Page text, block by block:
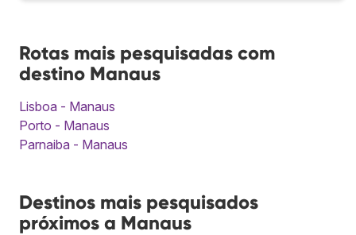
Rotas mais pesquisadas com
destino Manaus
Lisboa - Manaus
Porto - Manaus
Parnaiba - Manaus
Destinos mais pesquisados
próximos a Manaus